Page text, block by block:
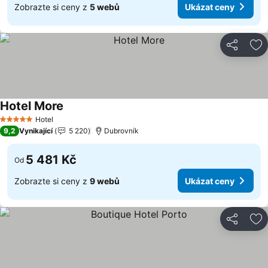
Zobrazte si ceny z 5 webů Ukázat ceny
Sdílet
5 Počet hvězdiček
Hotel
Hotel More
9,2 Vynikající 5 220 Dubrovník
Od 5 481 Kč
Zobrazte si ceny z 9 webů Ukázat ceny
Sdílet